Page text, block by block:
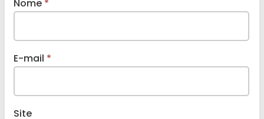
Nome *
E-mail *
Site